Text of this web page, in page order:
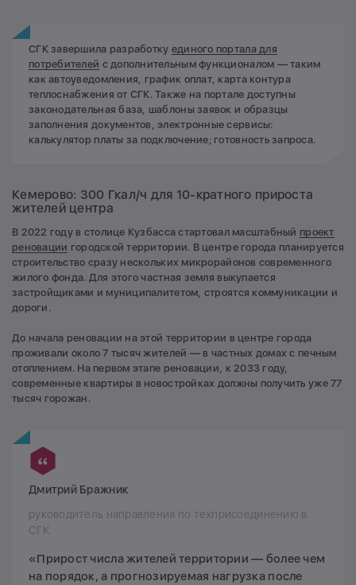
СГК завершила разработку единого портала для
потребителей с дополнительным функционалом — таким
как автоуведомления, график оплат, карта контура
теплоснабжения от СГК. Также на портале доступны
законодательная база, шаблоны заявок и образцы
заполнения документов, электронные сервисы:
калькулятор платы за подключение; готовность запроса.
Кемерово: 300 Гкал/ч для 10-кратного прироста
жителей центра
В 2022 году в столице Кузбасса стартовал масштабный проект
реновации городской территории. В центре города планируется
строительство сразу нескольких микрорайонов современного
жилого фонда. Для этого частная земля выкупается
застройщиками и муниципалитетом, строятся коммуникации и
дороги.
До начала реновации на этой территории в центре города
проживали около 7 тысяч жителей — в частных домах с печным
отоплением. На первом этапе реновации, к 2033 году,
современные квартиры в новостройках должны получить уже 77
тысяч горожан.
Дмитрий Бражник
руководитель направления по техприсоединению в
СГК
«Прирост числа жителей территории — более чем
на порядок, а прогнозируемая нагрузка после